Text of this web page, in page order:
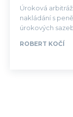
Úroková
nakládání s
úrokových
ROBERT KOČÍ